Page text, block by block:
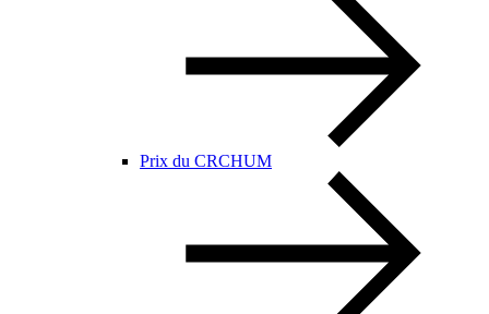
Prix du CRCHUM